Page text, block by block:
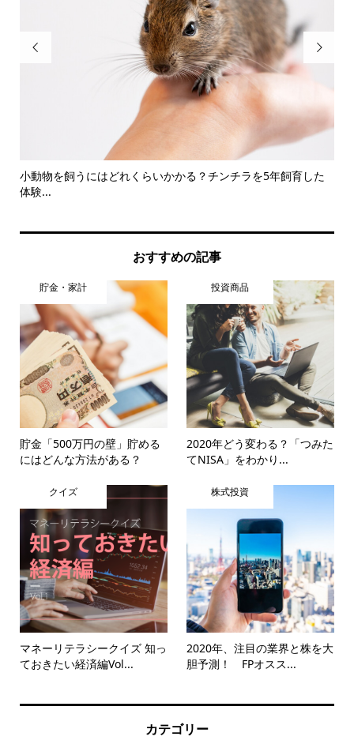

小動物を飼うにはどれくらいかかる？チンチラを5年飼育した
体験...

おすすめの記事
貯金・家計
貯金「500万円の壁」貯める
にはどんな方法がある？
投資商品
2020年どう変わる？「つみた
てNISA」をわかり...
クイズ
マネーリテラシークイズ 知っ
ておきたい経済編Vol...
株式投資
2020年、注目の業界と株を大
胆予測！ FPオスス...
カテゴリー